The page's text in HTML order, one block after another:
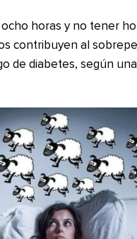
horas y no tener
contribuyen al
de diabetes, según